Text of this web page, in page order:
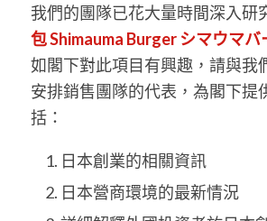
我們的團隊已花大量時間深入研
包 Shimauma Burger シマウマバ
如閣下對此項目有興趣，請與我
安排銷售團隊的代表，為閣下提
括：
日本創業的相關資訊
日本營商環境的最新情況